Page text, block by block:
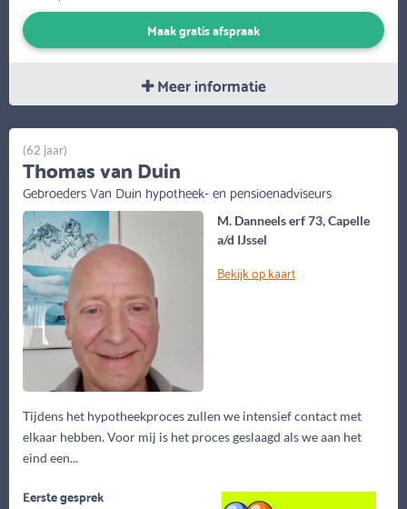
Maak gratis afspraak
Meer informatie
M. Danneels erf 73, Capelle
a/d IJssel
Bekijk op kaart
Tijdens het hypotheekproces zullen we intensief contact met
elkaar hebben. Voor mij is het proces geslaagd als we aan het
eind een...
(62 jaar)
Thomas van Duin
Gebroeders Van Duin hypotheek- en pensioenadviseurs
Eerste gesprek